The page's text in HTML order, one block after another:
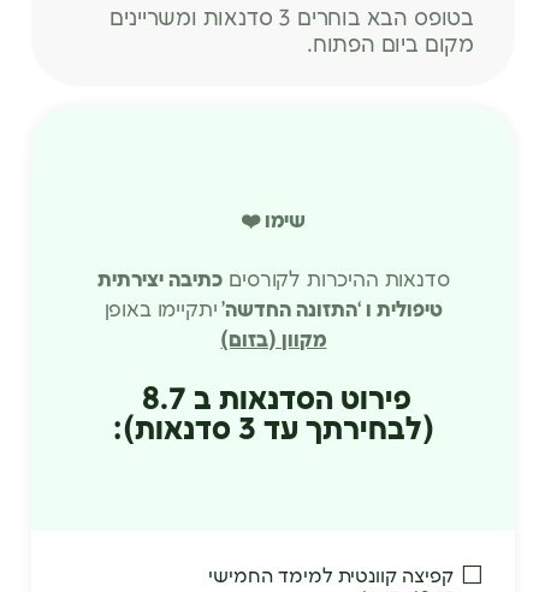
בטופס הבא בוחרים 3 סדנאות ומשריינים
מקום ביום הפתוח.
שימו ❤️
סדנאות ההיכרות לקורסים כתיבה יצירתית
טיפולית ו ‘התזונה החדשה’ יתקיימו באופן
מקוון (בזום)
(לבחירתך עד 3 סדנאות):
קפיצה קוונטית למימד החמישי